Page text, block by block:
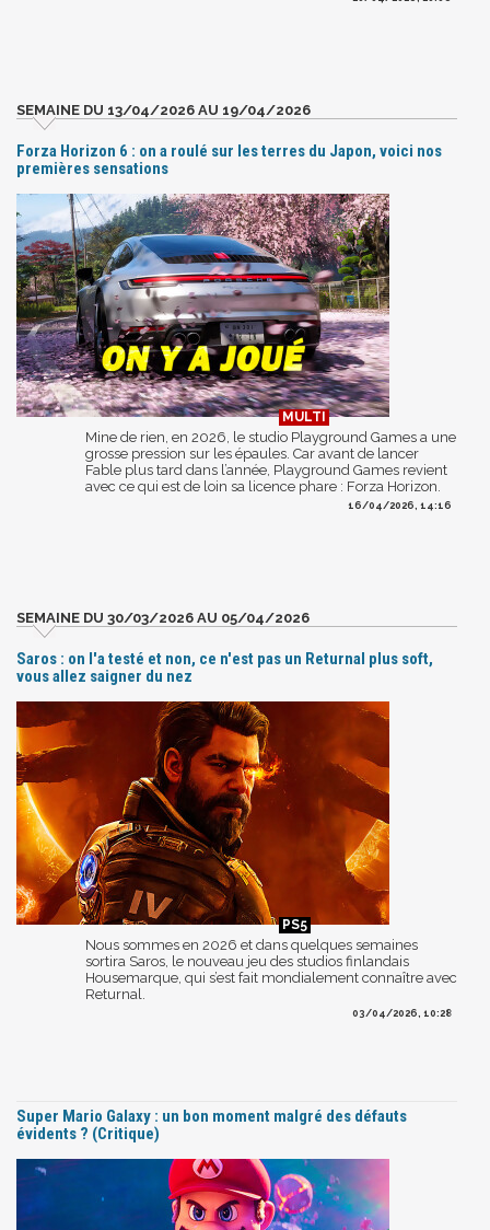
SEMAINE DU 13/04/2026 AU 19/04/2026
Forza Horizon 6 : on a roulé sur les terres du Japon, voici nos
premières sensations
Mine de rien, en 2026, le studio Playground Games a une
grosse pression sur les épaules. Car avant de lancer
Fable plus tard dans l’année, Playground Games revient
avec ce qui est de loin sa licence phare : Forza Horizon.
16/04/2026, 14:16
SEMAINE DU 30/03/2026 AU 05/04/2026
Saros : on l'a testé et non, ce n'est pas un Returnal plus soft,
vous allez saigner du nez
Nous sommes en 2026 et dans quelques semaines
sortira Saros, le nouveau jeu des studios finlandais
Housemarque, qui s’est fait mondialement connaître avec
Returnal.
03/04/2026, 10:28
Super Mario Galaxy : un bon moment malgré des défauts
évidents ? (Critique)